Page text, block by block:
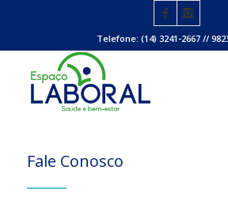
Telefone: (14) 3241-2667 //
Fale Conosco